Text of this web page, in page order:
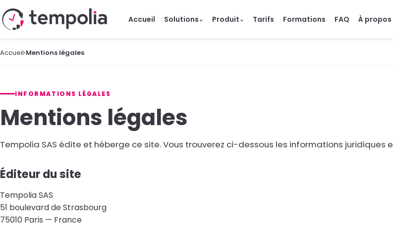
Accueil Solutions⌄ Produit⌄ Tarifs Formations FAQ À propos
Accueil›Mentions légales
INFORMATIONS LÉGALES
Mentions légales
Tempolia SAS édite et héberge ce site. Vous trouverez ci-dessous les informations juridiques
Éditeur du site
Tempolia SAS
51 boulevard de Strasbourg
75010 Paris — France